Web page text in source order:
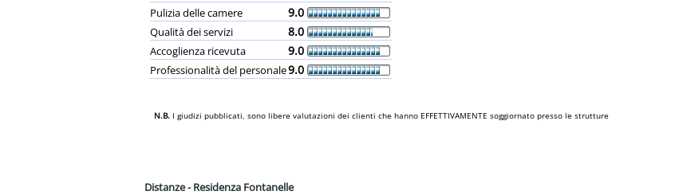
Pulizia delle camere 9.0
Qualità dei servizi 8.0
Accoglienza ricevuta 9.0
Professionalità del personale9.0
N.B. I giudizi pubblicati, sono libere valutazioni dei clienti che hanno EFFETTIVAMENTE soggiornato presso le strutture
Distanze - Residenza Fontanelle